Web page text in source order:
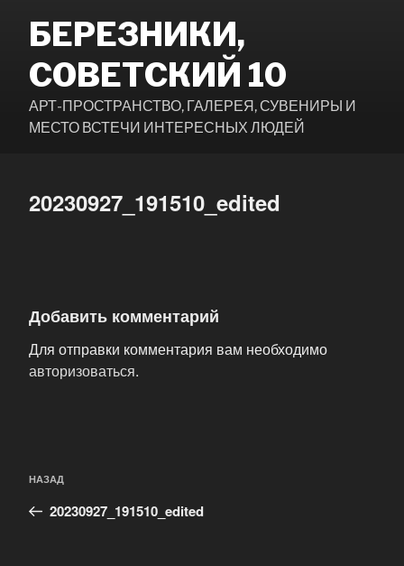
содержимому
БЕРЕЗНИКИ,
СОВЕТСКИЙ 10
АРТ-ПРОСТРАНСТВО, ГАЛЕРЕЯ, СУВЕНИРЫ И
МЕСТО ВСТЕЧИ ИНТЕРЕСНЫХ ЛЮДЕЙ
20230927_191510_edited
Добавить комментарий
Для отправки комментария вам необходимо
авторизоваться.
по
записям
Предыдущая
НАЗАД
20230927_191510_edited